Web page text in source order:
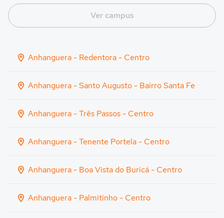
Ver campus
Anhanguera - Redentora - Centro
Anhanguera - Santo Augusto - Bairro Santa Fe
Anhanguera - Três Passos - Centro
Anhanguera - Tenente Portela - Centro
Anhanguera - Boa Vista do Buricá - Centro
Anhanguera - Palmitinho - Centro